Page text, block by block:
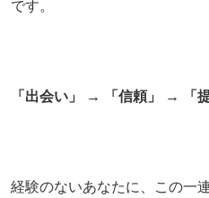
です。
「出会い」 → 「信頼」 → 「
経験のないあなたに、この一